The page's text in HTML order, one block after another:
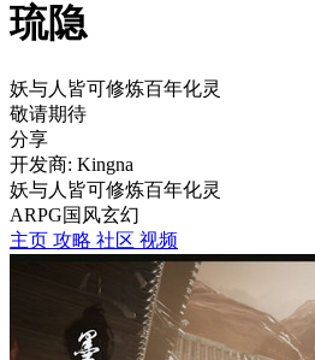
琉隐
妖与人皆可修炼百年化灵
敬请期待
分享
开发商: Kingna
妖与人皆可修炼百年化灵
ARPG国风玄幻
主页 攻略 社区 视频